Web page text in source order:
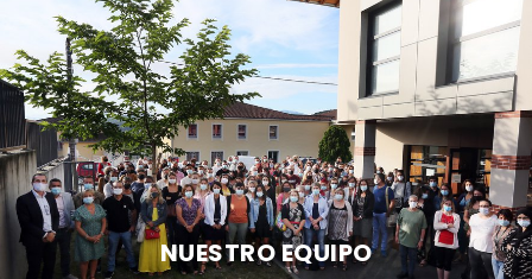
NUESTRO EQUIPO